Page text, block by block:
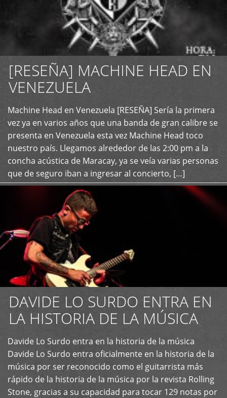
[RESEÑA] MACHINE HEAD EN
VENEZUELA
Machine Head en Venezuela [RESEÑA] Sería la primera
vez ya en varios años que una banda de gran calibre se
presenta en Venezuela esta vez Machine Head toco
nuestro país. Llegamos alrededor de las 2:00 pm a la
concha acústica de Maracay, ya se veía varias personas
que de seguro iban a ingresar al concierto, […]
+
DAVIDE LO SURDO ENTRA EN
LA HISTORIA DE LA MÚSICA
Davide Lo Surdo entra en la historia de la música
Davide Lo Surdo entra oficialmente en la historia de la
música por ser reconocido como el guitarrista más
rápido de la historia de la música por la revista Rolling
Stone, gracias a su capacidad para tocar 129 notas por
+